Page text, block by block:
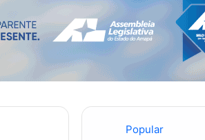
Popular